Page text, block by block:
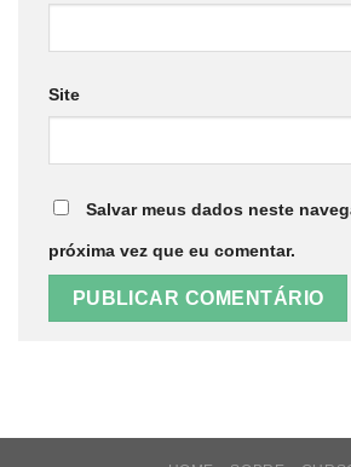
Site
Salvar meus dados neste
próxima vez que eu comentar.